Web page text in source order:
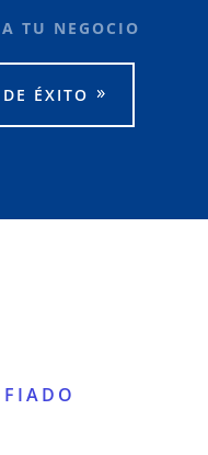
TU NEGOCIO
ÉXITO